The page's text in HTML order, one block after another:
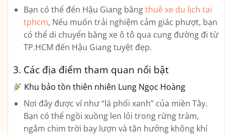
Bạn có thể đến Hậu Giang bằngthuê xe du lịch tại
tphcm, Nếu muốn trải nghiệm cảm giác phượt, bạn
có thể di chuyển bằng xe ô tô qua cung đường đi từ
TP.HCM đến Hậu Giang tuyệt đẹp.
3. Các địa điểm tham quan nổi bật
Khu bảo tồn thiên nhiên Lung Ngọc Hoàng
Nơi đây được ví như “lá phổi xanh” của miền Tây.
Bạn có thể ngồi xuồng len lỏi trong rừng tràm,
ngắm chim trời bay lượn và tận hưởng không khí